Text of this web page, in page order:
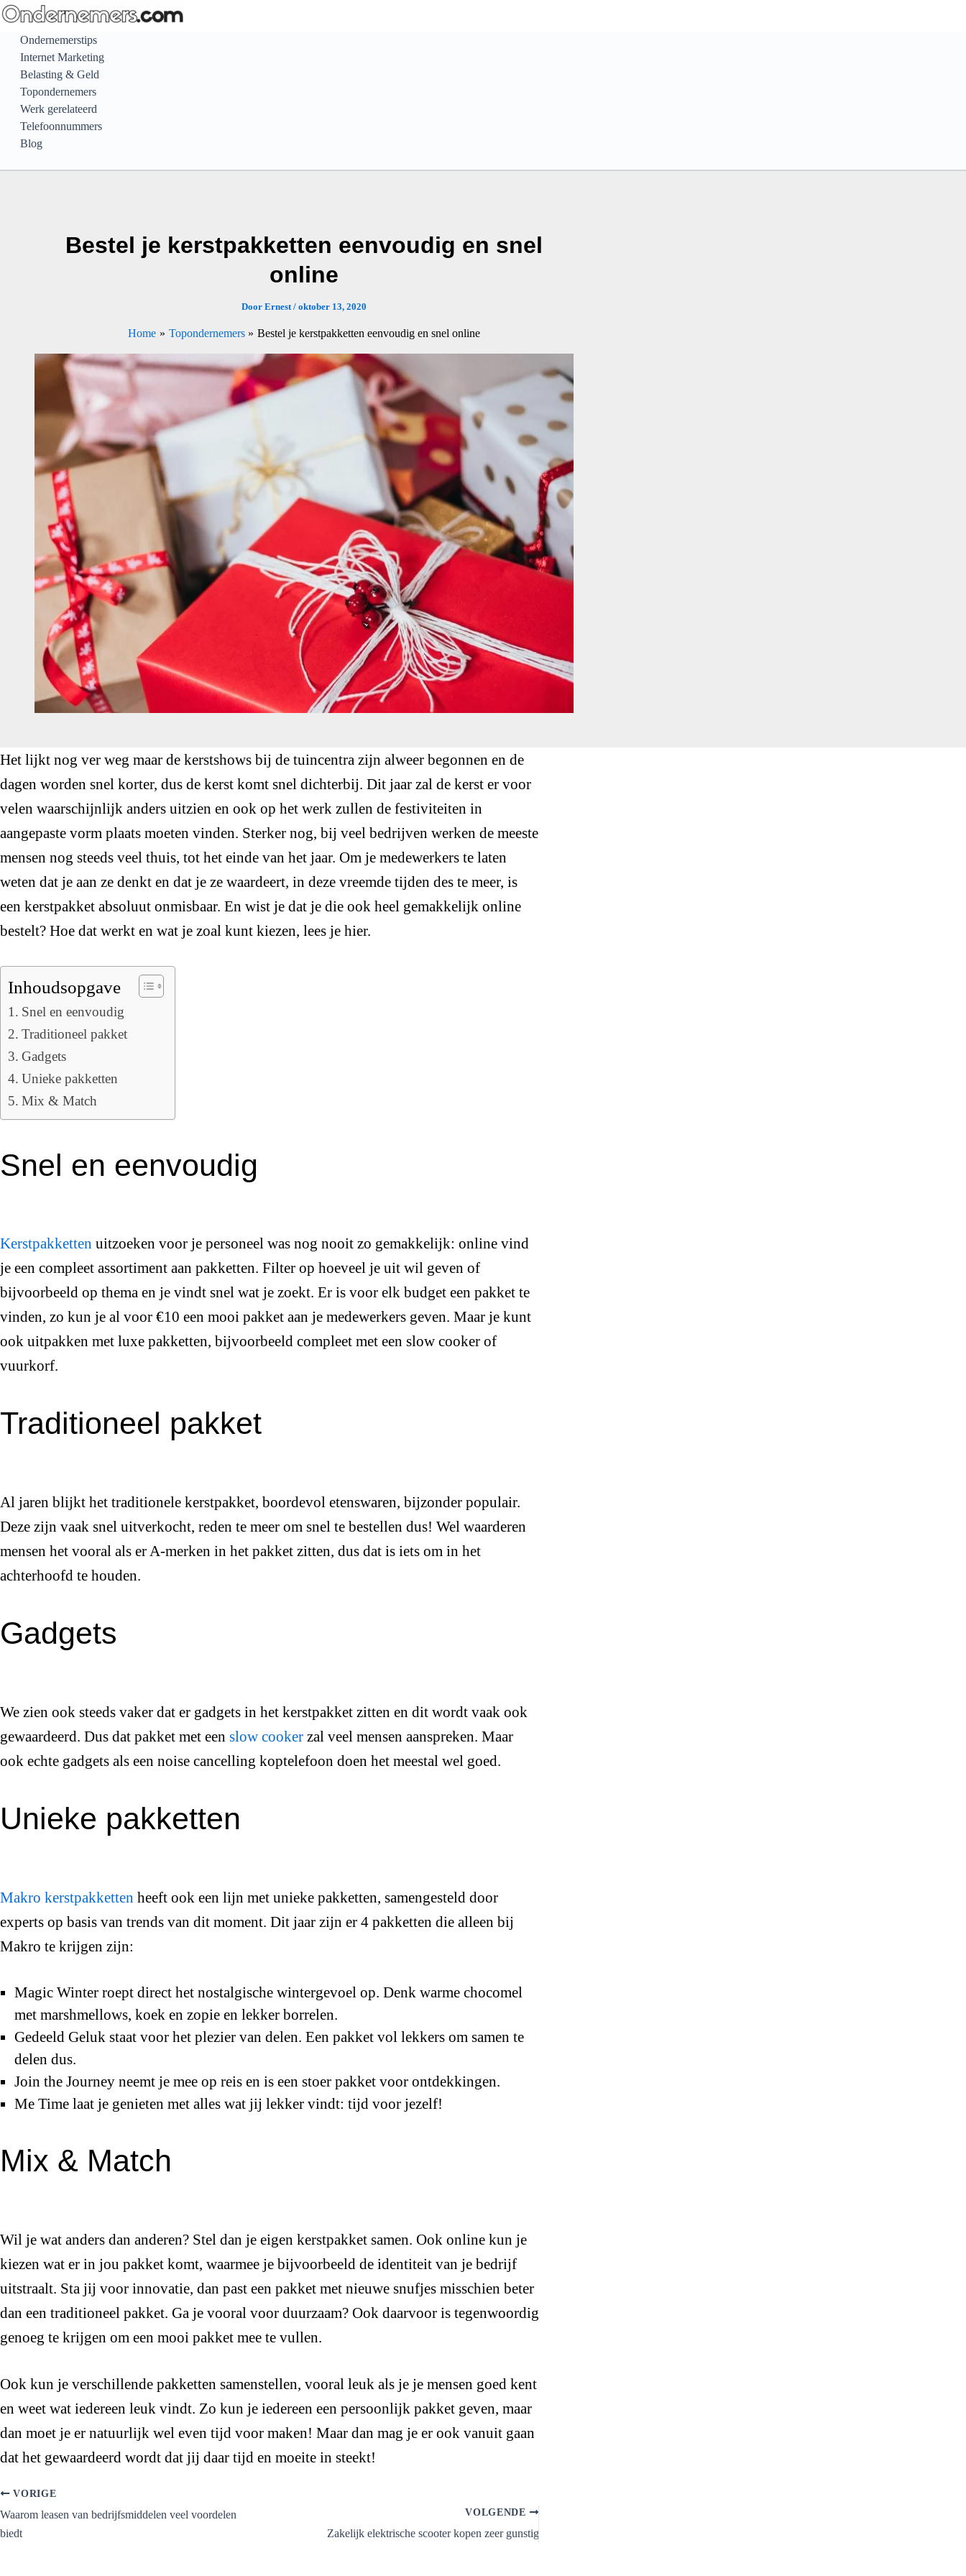
Ga
naar
inhoud
Ondernemerstips
Internet Marketing
Belasting & Geld
Topondernemers
Werk gerelateerd
Telefoonnummers
Blog
Bestel je kerstpakketten eenvoudig en snel
online
Door Ernest/ oktober 13, 2020
Home Topondernemers Bestel je kerstpakketten eenvoudig en snel online
Het lijkt nog ver weg maar de kerstshows bij de tuincentra zijn alweer begonnen en de
dagen worden snel korter, dus de kerst komt snel dichterbij. Dit jaar zal de kerst er voor
velen waarschijnlijk anders uitzien en ook op het werk zullen de festiviteiten in
aangepaste vorm plaats moeten vinden. Sterker nog, bij veel bedrijven werken de meeste
mensen nog steeds veel thuis, tot het einde van het jaar. Om je medewerkers te laten
weten dat je aan ze denkt en dat je ze waardeert, in deze vreemde tijden des te meer, is
een kerstpakket absoluut onmisbaar. En wist je dat je die ook heel gemakkelijk online
bestelt? Hoe dat werkt en wat je zoal kunt kiezen, lees je hier.
Inhoudsopgave
Snel en eenvoudig
Traditioneel pakket
Gadgets
Unieke pakketten
Mix & Match
Snel en eenvoudig
Kerstpakketten uitzoeken voor je personeel was nog nooit zo gemakkelijk: online vind
je een compleet assortiment aan pakketten. Filter op hoeveel je uit wil geven of
bijvoorbeeld op thema en je vindt snel wat je zoekt. Er is voor elk budget een pakket te
vinden, zo kun je al voor €10 een mooi pakket aan je medewerkers geven. Maar je kunt
ook uitpakken met luxe pakketten, bijvoorbeeld compleet met een slow cooker of
vuurkorf.
Traditioneel pakket
Al jaren blijkt het traditionele kerstpakket, boordevol etenswaren, bijzonder populair.
Deze zijn vaak snel uitverkocht, reden te meer om snel te bestellen dus! Wel waarderen
mensen het vooral als er A-merken in het pakket zitten, dus dat is iets om in het
achterhoofd te houden.
Gadgets
We zien ook steeds vaker dat er gadgets in het kerstpakket zitten en dit wordt vaak ook
gewaardeerd. Dus dat pakket met een slow cooker zal veel mensen aanspreken. Maar
ook echte gadgets als een noise cancelling koptelefoon doen het meestal wel goed.
Unieke pakketten
Makro kerstpakketten heeft ook een lijn met unieke pakketten, samengesteld door
experts op basis van trends van dit moment. Dit jaar zijn er 4 pakketten die alleen bij
Makro te krijgen zijn:
Magic Winter roept direct het nostalgische wintergevoel op. Denk warme chocomel
met marshmellows, koek en zopie en lekker borrelen.
Gedeeld Geluk staat voor het plezier van delen. Een pakket vol lekkers om samen te
delen dus.
Join the Journey neemt je mee op reis en is een stoer pakket voor ontdekkingen.
Me Time laat je genieten met alles wat jij lekker vindt: tijd voor jezelf!
Mix & Match
Wil je wat anders dan anderen? Stel dan je eigen kerstpakket samen. Ook online kun je
kiezen wat er in jou pakket komt, waarmee je bijvoorbeeld de identiteit van je bedrijf
uitstraalt. Sta jij voor innovatie, dan past een pakket met nieuwe snufjes misschien beter
dan een traditioneel pakket. Ga je vooral voor duurzaam? Ook daarvoor is tegenwoordig
genoeg te krijgen om een mooi pakket mee te vullen.
Ook kun je verschillende pakketten samenstellen, vooral leuk als je je mensen goed kent
en weet wat iedereen leuk vindt. Zo kun je iedereen een persoonlijk pakket geven, maar
dan moet je er natuurlijk wel even tijd voor maken! Maar dan mag je er ook vanuit gaan
dat het gewaardeerd wordt dat jij daar tijd en moeite in steekt!
VORIGE
Waarom leasen van bedrijfsmiddelen veel voordelen
biedt
VOLGENDE
Zakelijk elektrische scooter kopen zeer gunstig